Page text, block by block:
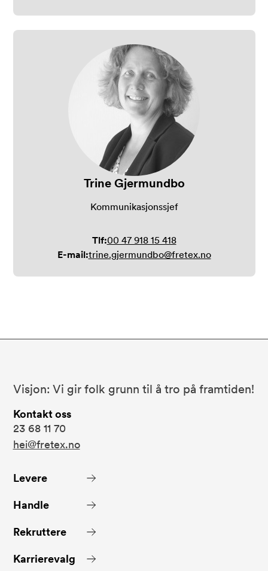
Trine Gjermundbo
Kommunikasjonssjef
Tlf:00 47 918 15 418
E-mail:trine.gjermundbo@fretex.no
Bunnområde
Fretex
Visjon: Vi gir folk grunn til å tro på framtiden!
Kontakt oss
23 68 11 70
hei@fretex.no
Levere
Handle
Rekruttere
Karrierevalg